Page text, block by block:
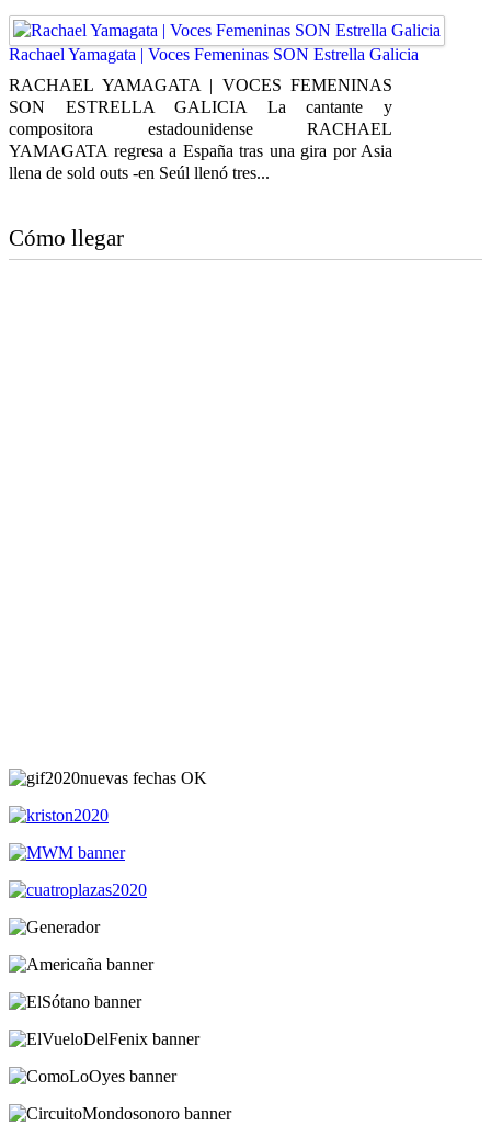
Rachael Yamagata | Voces Femeninas SON Estrella Galicia
RACHAEL YAMAGATA | VOCES FEMENINAS
SON ESTRELLA GALICIA La cantante y
compositora estadounidense RACHAEL
YAMAGATA regresa a España tras una gira por Asia
llena de sold outs -en Seúl llenó tres...
Cómo llegar